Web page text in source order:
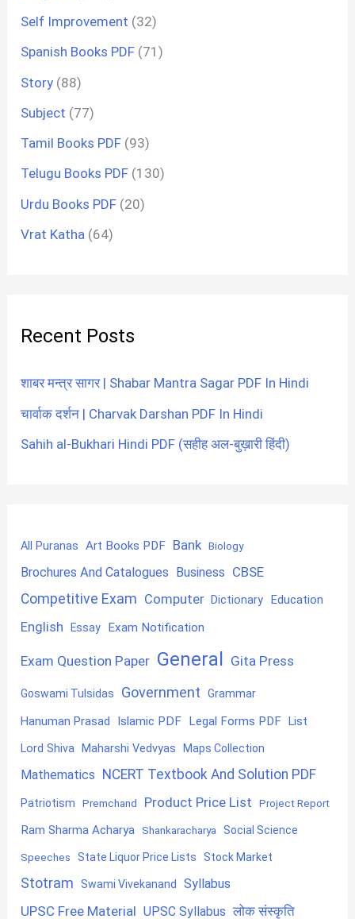
Self Improvement (32)
Spanish Books PDF (71)
Story (88)
Subject (77)
Tamil Books PDF (93)
Telugu Books PDF (130)
Urdu Books PDF (20)
Vrat Katha (64)
Recent Posts
शाबर मन्त्र सागर | Shabar Mantra Sagar PDF In Hindi
चार्वाक दर्शन | Charvak Darshan PDF In Hindi
Sahih al-Bukhari Hindi PDF (सहीह अल-बुख़ारी हिंदी)
All Puranas Art Books PDF Bank Biology
Brochures And Catalogues Business CBSE
Competitive Exam Computer Dictionary Education
English Essay Exam Notification
Exam Question Paper General Gita Press
Goswami Tulsidas Government Grammar
Hanuman Prasad Islamic PDF Legal Forms PDF List
Lord Shiva Maharshi Vedvyas Maps Collection
Mathematics NCERT Textbook And Solution PDF
Patriotism Premchand Product Price List Project Report
Ram Sharma Acharya Shankaracharya Social Science
Speeches State Liquor Price Lists Stock Market
Stotram Swami Vivekanand Syllabus
UPSC Free Material UPSC Syllabus लोक संस्कृति